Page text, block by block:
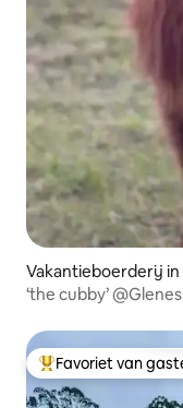
Vakantieboerderij
‘the cubby’
Topfavoriet van
Favoriet van